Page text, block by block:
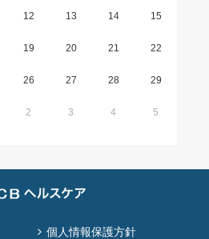
12 13 14 15
19 20 21 22
26 27 28 29
2 3 4 5
個人情報保護方針